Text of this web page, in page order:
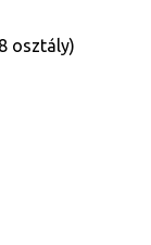
osztály)